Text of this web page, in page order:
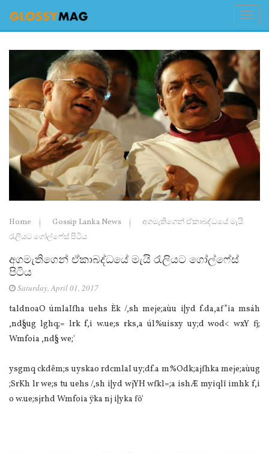
Home Gossip Lanka News
අගමැතිගෙන් ඒකාබද්ධයේ මැයි
රැලියට ගෝල්ෆේස්‌ පිටිය
අගමැතිගෙන් ඒකාබද්ධයේ මැයි රැලියට ගෝල්ෆේස්‌
පිටිය
Saturday, April 01, 2017
taldnoaO úmla‍Ifha uehs Èk /,sh meje;aùu i|yd f.da,af*ia‌ msáh
,nd§ug lghq;= lrk f,i w.ue;s rks,a úl%uisxy uy;d wod< wxY fj;
Wmfoia‌ ,nd§ we;'
ysgmq ckdêm;s uyskao rdcmla‍I uy;df.a m%Odk;ajfhka meje;aùug
;SrKh lr we;s tu uehs /,sh i|yd wjYH wfkl=;a ishÆ myiqlï imhk f,i
o w.ue;sjrhd Wmfoia‌ ÿka nj i|yka fõ'